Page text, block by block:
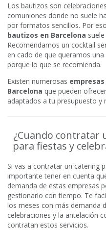
Los bautizos son
comuniones donde no suele
por formatos sencillos. Por
bautizos en Barcelona
Recomendamos un cocktail
en cado de que queramos
porque lo que se recomienda.
Existen numerosas
Barcelona que pueden
adaptados a tu presupuesto y
¿Cuando contratar
para fiestas y
Si vas a contratar un catering
importante tener en cuenta
demanda de estas empresas
gestionarlo con tiempo. Te
los meses con más demanda
celebraciones y la antelación
contratan estos servicios.